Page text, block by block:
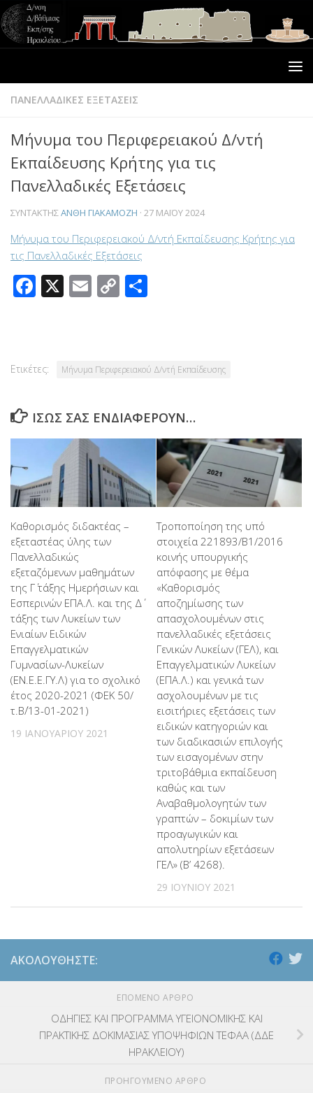
ΠΑΝΕΛΛΑΔΙΚΕΣ ΕΞΕΤΑΣΕΙΣ
Μήνυμα του Περιφερειακού Δ/ντή
Εκπαίδευσης Κρήτης για τις
Πανελλαδικές Εξετάσεις
ΣΥΝΤΆΚΤΗΣΑΝΘΗ ΓΙΑΚΑΜΟΖΗ · 27 ΜΑΪ́ΟΥ 2024
Μήνυμα του Περιφερειακού Δ/ντή Εκπαίδευσης Κρήτης για
τις Πανελλαδικές Εξετάσεις
Facebook
X Email
Copy
Ετικέτες: Μήνυμα Περιφερειακού Δ/ντή Εκπαίδευσης
ΊΣΩΣ ΣΑΣ ΕΝΔΙΑΦΈΡΟΥΝ…
Καθορισμός διδακτέας –
εξεταστέας ύλης των
Πανελλαδικώς
εξεταζόμενων μαθημάτων
της Γ΄ τάξης Ημερήσιων και
Εσπερινών ΕΠΑ.Λ. και της Δ΄
τάξης των Λυκείων των
Ενιαίων Ειδικών
Επαγγελματικών
Γυμνασίων-Λυκείων
(ΕΝ.Ε.Ε.ΓΥ.Λ) για το σχολικό
έτος 2020-2021 (ΦΕΚ 50/
τ.Β΄/13-01-2021)
19 ΙΑΝΟΥΑΡΊΟΥ 2021
Τροποποίηση της υπό
στοιχεία 221893/Β1/2016
κοινής υπουργικής
απόφασης με θέμα
«Καθορισμός
αποζημίωσης των
απασχολουμένων στις
πανελλαδικές εξετάσεις
Γενικών Λυκείων (ΓΕΛ), και
Επαγγελματικών Λυκείων
(ΕΠΑ.Λ.) και γενικά των
ασχολουμένων με τις
εισιτήριες εξετάσεις των
ειδικών κατηγοριών και
των διαδικασιών επιλογής
των εισαγομένων στην
τριτοβάθμια εκπαίδευση
καθώς και των
Αναβαθμολογητών των
γραπτών – δοκιμίων των
προαγωγικών και
απολυτηρίων εξετάσεων
ΓΕΛ» (Β’ 4268).
29 ΙΟΥΝΊΟΥ 2021
ΑΚΟΛΟΥΘΉΣΤΕ:
ΕΠΌΜΕΝΟ ΆΡΘΡΟ
ΟΔΗΓΙΕΣ ΚΑΙ ΠΡΟΓΡΑΜΜΑ ΥΓΕΙΟΝΟΜΙΚΗΣ ΚΑΙ
ΠΡΑΚΤΙΚΗΣ ΔΟΚΙΜΑΣΙΑΣ ΥΠΟΨΗΦΙΩΝ ΤΕΦΑΑ (ΔΔΕ
ΗΡΑΚΛΕΙΟΥ)
ΠΡΟΗΓΟΎΜΕΝΟ ΆΡΘΡΟ